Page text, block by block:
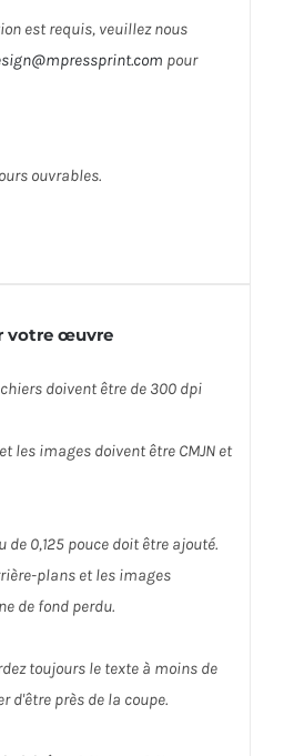
est requis, veuillez nous
pour
ouvrables.
votre œuvre
doivent être de 300 dpi
les images doivent être CMJN et
de 0,125 pouce doit être ajouté.
plans et les images
de fond perdu.
toujours le texte à moins de
d'être près de la coupe.